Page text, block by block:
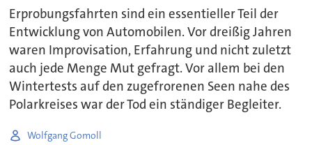
Erprobungsfahrten sind ein essentieller Teil der
Entwicklung von Automobilen. Vor dreißig Jahren
waren Improvisation, Erfahrung und nicht zuletzt
auch jede Menge Mut gefragt. Vor allem bei den
Wintertests auf den zugefrorenen Seen nahe des
Polarkreises war der Tod ein ständiger Begleiter.
Wolfgang Gomoll